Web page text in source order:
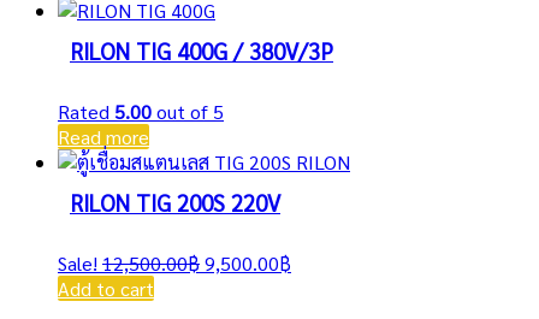
RILON TIG 400G / 380V/3P
Rated 5.00out of 5
Read more
RILON TIG 200S 220V
Sale! 12,500.00฿Original
9,500.00฿
Add to cart